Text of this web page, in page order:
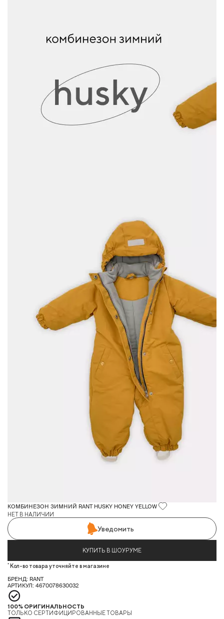
КОМБИНЕЗОН ЗИМНИЙ RANT HUSKY HONEY YELLOW
НЕТ В НАЛИЧИИ
Уведомить
КУПИТЬ В ШОУРУМЕ
* Кол-во товара уточняйте в магазине
БРЕНД: RANT
АРТИКУЛ: 4670078630032
100% ОРИГИНАЛЬНОСТЬ
ТОЛЬКО СЕРТИФИЦИРОВАННЫЕ ТОВАРЫ